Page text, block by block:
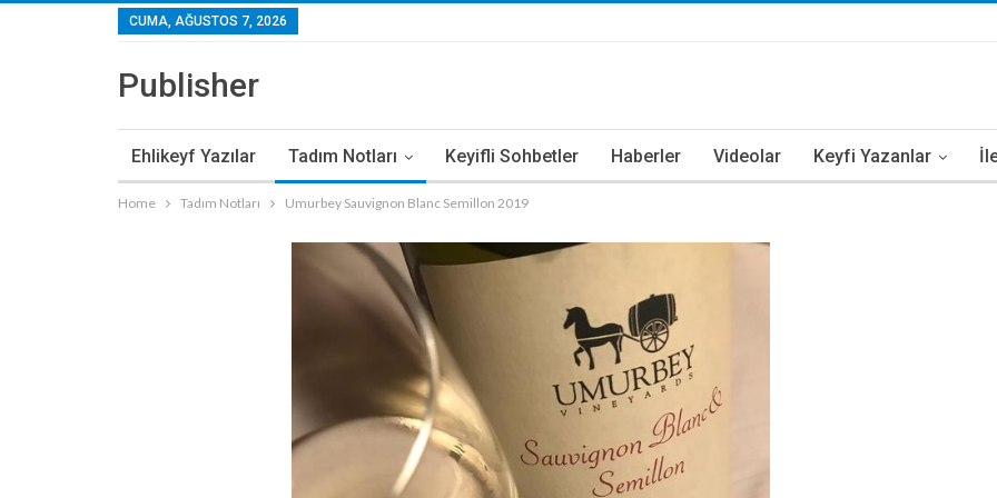
CUMA, AĞUSTOS 7, 2026
Publisher
Ehlikeyf Yazılar Tadım Notları Keyifli Sohbetler Haberler Videolar Keyfi Yazanlar
Home Tadım Notları Umurbey Sauvignon Blanc Semillon 2019